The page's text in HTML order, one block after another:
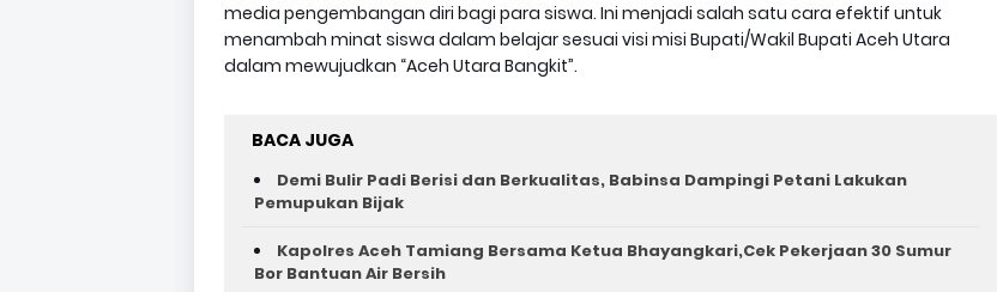
media pengembangan diri bagi para siswa. Ini menjadi salah satu cara efektif untuk
menambah minat siswa dalam belajar sesuai visi misi Bupati/Wakil Bupati Aceh Utara
dalam mewujudkan “Aceh Utara Bangkit”.
BACA JUGA
Demi Bulir Padi Berisi dan Berkualitas, Babinsa Dampingi Petani Lakukan
Pemupukan Bijak
Kapolres Aceh Tamiang Bersama Ketua Bhayangkari,Cek Pekerjaan 30 Sumur
Bor Bantuan Air Bersih